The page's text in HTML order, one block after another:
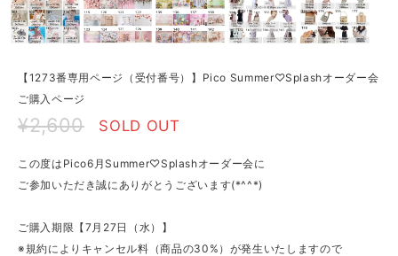
【1273番専用ページ（受付番号）】Pico Summer♡Splashオーダー会
ご購入ページ
¥2,600 SOLD OUT
この度はPico6月Summer♡Splashオーダー会に
ご参加いただき誠にありがとうございます(*^^*)
ご購入期限【7月27日（水）】
※規約によりキャンセル料（商品の30%）が発生いたしますので